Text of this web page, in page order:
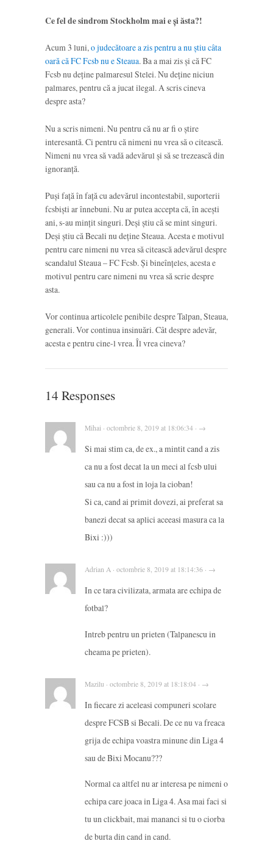
Ce fel de sindrom Stockholm mai e și ăsta?!
Acum 3 luni,o judecătoare a zis pentru a nu știu câta
oară că FC Fcsb nu e Steaua. Ba a mai zis și că FC
Fcsb nu deține palmaresul Stelei. Nu deține niciun
palmares, pentru că a jucat ilegal. A scris cineva
despre asta?
Nu a scris nimeni. Nu pentru că nu ar fi o știre
interesantă. Ci pentru că nimeni nu vrea să o citească.
Nimeni nu vrea să vadă adevărul și să se trezească din
ignoranță.
Puși față în față cu adevărul incontestabil, suporterii
fcsbiști ar înnebuni. Nu ar putea accepta că, în acești
ani, s-au mințit singuri. Deși știu că se mint singuri.
Deși știu că Becali nu deține Steaua. Acesta e motivul
pentru care nimeni nu vrea să citească adevărul despre
scandalul Steaua – FC Fcsb. Și bineînțeles, acesta e
motivul pentru care nimeni nu vrea să scrie despre
asta.
Vor continua articolele penibile despre Talpan, Steaua,
generali. Vor continua insinuări. Cât despre adevăr,
acesta e pentru cine-l vrea. Îl vrea cineva?
14 Responses
Mihai · octombrie 8, 2019 at 18:06:34 · →
Si mai stim ca, de ex., a mintit cand a zis
ca nu a fost decat la un meci al fcsb ului
sau ca nu a fost in loja la cioban!
Si ca, cand ai primit dovezi, ai preferat sa
banezi decat sa aplici aceeasi masura ca la
Bixi :)))
Adrian A · octombrie 8, 2019 at 18:14:36 · →
In ce tara civilizata, armata are echipa de
fotbal?
Intreb pentru un prieten (Talpanescu in
cheama pe prieten).
Mazilu · octombrie 8, 2019 at 18:18:04 · →
In fiecare zi aceleasi compuneri scolare
despre FCSB si Becali. De ce nu va freaca
grija de echipa voastra minune din Liga 4
sau de Bixi Mocanu???
Normal ca altfel nu ar interesa pe nimeni o
echipa care joaca in Liga 4. Asa mai faci si
tu un clickbait, mai mananci si tu o ciorba
de burta din cand in cand.